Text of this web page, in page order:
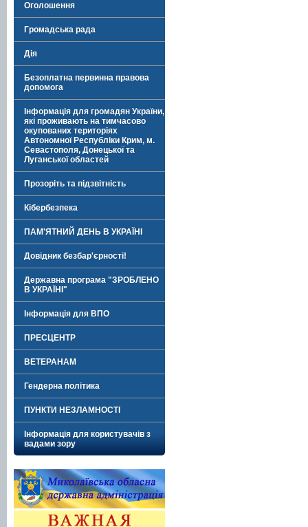
Оголошення
Громадська рада
Дія
Безоплатна первинна правова
допомога
Інформація для громадян України,
які проживають на тимчасово
окупованих територіях
Автономної Республіки Крим, м.
Севастополя, Донецької та
Луганської областей
Прозоріть та підзвітність
Кібербезпека
ПАМ'ЯТНИЙ ДЕНЬ В УКРАЇНІ
Довідник безбар'єрності!
Державна програма "ЗРОБЛЕНО
В УКРАЇНІ"
Інформація для ВПО
ПРЕСЦЕНТР
ВЕТЕРАНАМ
Гендерна політика
ПУНКТИ НЕЗЛАМНОСТІ
Інформація для користувачів з
вадами зору